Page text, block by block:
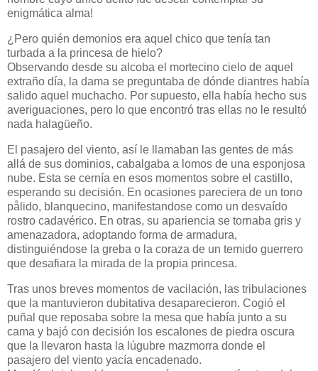
enigmática alma!
¿Pero quién demonios era aquel chico que tenía tan
turbada a la princesa de hielo?
Observando desde su alcoba el mortecino cielo de aquel
extraño día, la dama se preguntaba de dónde diantres había
salido aquel muchacho. Por supuesto, ella había hecho sus
averiguaciones, pero lo que encontró tras ellas no le resultó
nada halagüeño.
El pasajero del viento, así le llamaban las gentes de más
allá de sus dominios, cabalgaba a lomos de una esponjosa
nube. Esta se cernía en esos momentos sobre el castillo,
esperando su decisión. En ocasiones pareciera de un tono
pålido, blanquecino, manifestandose como un desvaído
rostro cadavérico. En otras, su apariencia se tornaba gris y
amenazadora, adoptando forma de armadura,
distinguiéndose la greba o la coraza de un temido guerrero
que desafiara la mirada de la propia princesa.
Tras unos breves momentos de vacilación, las tribulaciones
que la mantuvieron dubitativa desaparecieron. Cogió el
puñal que reposaba sobre la mesa que había junto a su
cama y bajó con decisión los escalones de piedra oscura
que la llevaron hasta la lúgubre mazmorra donde el
pasajero del viento yacía encadenado.